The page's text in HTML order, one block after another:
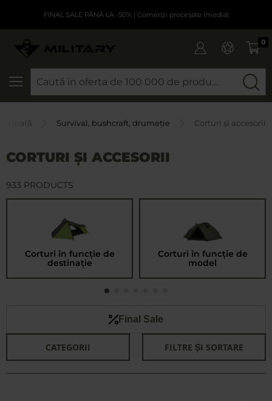
FINAL SALE PÂNĂ LA -50% | Comenzi procesate imediat
0
Survival, bushcraft, drumeție Corturi și accesorii
CORTURI ȘI ACCESORII
Corturi în funcție de
destinație
Corturi în funcție de
model
Final Sale
CATEGORII FILTRE ȘI SORTARE
933 PRODUCTS